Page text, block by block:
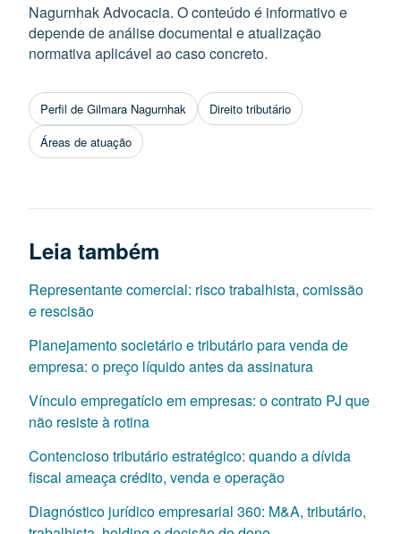
Nagurnhak Advocacia. O conteúdo é informativo e
depende de análise documental e atualização
normativa aplicável ao caso concreto.
Perfil de Gilmara Nagurnhak
Direito tributário
Áreas de atuação
Leia também
Representante comercial: risco trabalhista, comissão
e rescisão
Planejamento societário e tributário para venda de
empresa: o preço líquido antes da assinatura
Vínculo empregatício em empresas: o contrato PJ que
não resiste à rotina
Contencioso tributário estratégico: quando a dívida
fiscal ameaça crédito, venda e operação
Diagnóstico jurídico empresarial 360: M&A, tributário,